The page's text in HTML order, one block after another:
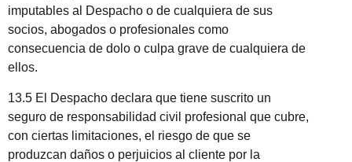
imputables al Despacho o de cualquiera de sus
socios, abogados o profesionales como
consecuencia de dolo o culpa grave de cualquiera de
ellos.
13.5 El Despacho declara que tiene suscrito un
seguro de responsabilidad civil profesional que cubre,
con ciertas limitaciones, el riesgo de que se
produzcan daños o perjuicios al cliente por la